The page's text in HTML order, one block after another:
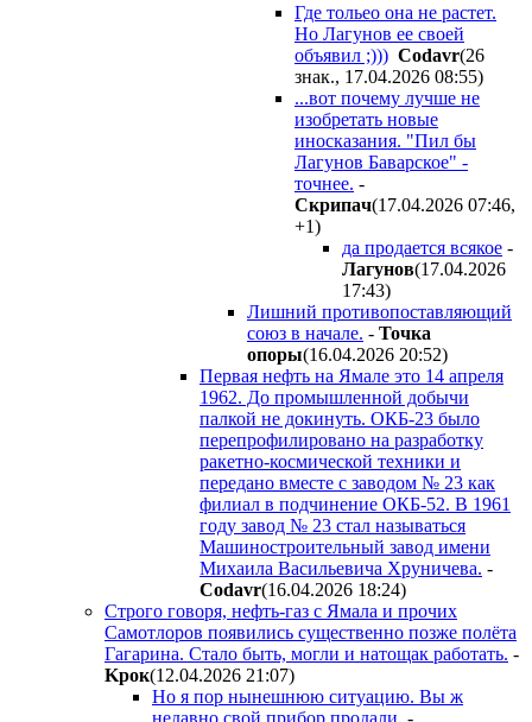
Где тольео она не растет.
Но Лагунов ее своей
объявил ;))) Codavr(26
знак., 17.04.2026 08:55)
...вот почему лучше не
изобретать новые
иносказания. "Пил бы
Лагунов Баварское" -
точнее. -
Cкpипaч(17.04.2026 07:46,
+1)
да продается всякое -
Лaгyнoв(17.04.2026
17:43)
Лишний противопоставляющий
союз в начале. - Toчкa
oпopы(16.04.2026 20:52)
Первая нефть на Ямале это 14 апреля
1962. До промышленной добычи
палкой не докинуть. ОКБ-23 было
перепрофилировано на разработку
ракетно-космической техники и
передано вместе с заводом № 23 как
филиал в подчинение ОКБ-52. В 1961
году завод № 23 стал называться
Машиностроительный завод имени
Михаила Васильевича Хруничева. -
Codavr(16.04.2026 18:24)
Строго говоря, нефть-газ с Ямала и прочих
Самотлоров появились существенно позже полёта
Гагарина. Стало быть, могли и натощак работать. -
Kpoк(12.04.2026 21:07)
Но я пор нынешнюю ситуацию. Вы ж
недавно свой прибор продали. -